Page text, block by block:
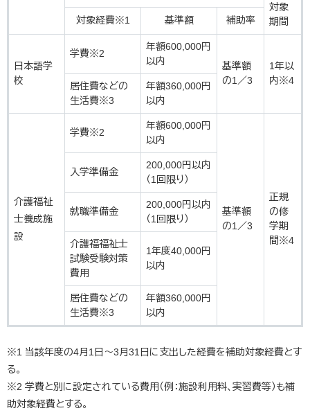
対象
期間
対象経費※1 基準額 補助率
日本語学
校
学費※2
年額600,000円
以内
基準額
の1／3
1年以
内※4
居住費などの
生活費※3
年額360,000円
以内
介護福祉
士養成施
設
学費※2
年額600,000円
以内
基準額
の1／3
正規
の修
学期
間※4
入学準備金
200,000円以内
（1回限り）
就職準備金
200,000円以内
（1回限り）
介護福福祉士
試験受験対策
費用
1年度40,000円
以内
居住費などの
生活費※3
年額360,000円
以内
※1 当該年度の4月1日～3月31日に支出した経費を補助対象経費とす
る。
※2 学費と別に設定されている費用（例：施設利用料、実習費等）も補
助対象経費とする。